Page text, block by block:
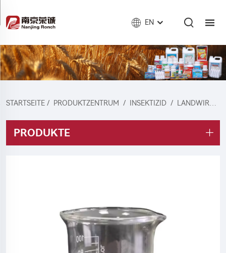
EN
STARTSEITE / PRODUKTZENTRUM / INSEKTIZID / LANDWIRTSCHAFTLICHES INSEKTIZID
PRODUKTE